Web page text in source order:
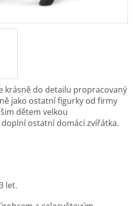
krásně do detailu propracovaný
jako ostatní figurky od firmy
dětem velkou
ostatní domácí zvířátka.
let.